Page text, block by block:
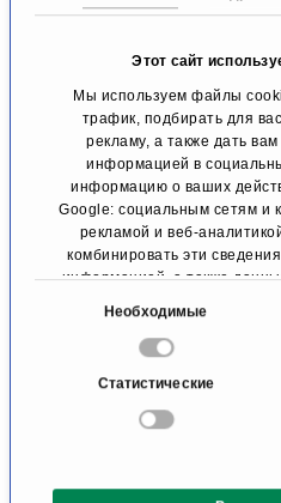
Этот сайт
Мы используем файлы
трафик, подбирать для
рекламу, а также дать
информацией в
информацию о ваших
Google: социальным сетям и
рекламой и веб-
комбинировать эти
информацией, а также
Необходимые
Статистические
стороннюю информацию
деятельность.
либо прекращению
информации согласно
закона остаются в
ответственности
получения информации
правонарушении. При
правонарушений
незамедлительно